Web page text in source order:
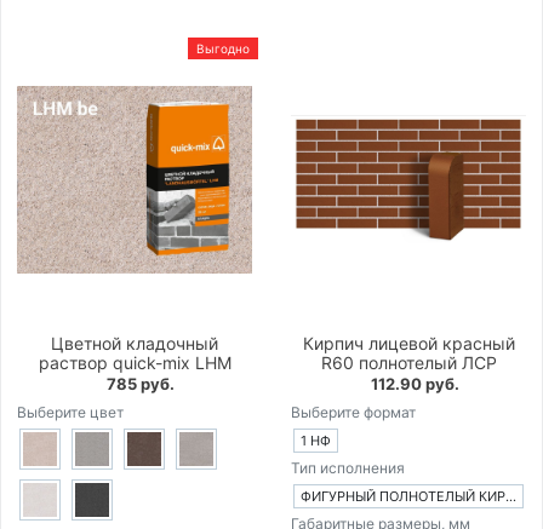
Выгодно
Цветной кладочный
раствор quick-mix LHM
785 руб.
Выберите цвет
Кирпич лицевой красный
R60 полнотелый ЛСР
112.90 руб.
Выберите формат
1 НФ
Тип исполнения
ФИГУРНЫЙ ПОЛНОТЕЛЫЙ КИРПИЧ
Габаритные размеры, мм